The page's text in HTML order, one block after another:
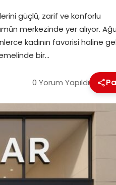
güçlü, zarif ve konforlu
merkezinde yer alıyor.
kadının favorisi haline
bir…
0 Yorum Yapıldı